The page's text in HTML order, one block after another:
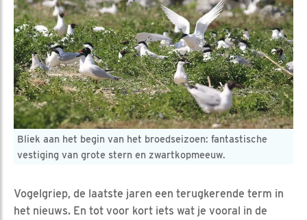
Bliek aan het begin van het broedseizoen: fantastische
vestiging van grote stern en zwartkopmeeuw.
Vogelgriep, de laatste jaren een terugkerende term in
het nieuws. En tot voor kort iets wat je vooral in de